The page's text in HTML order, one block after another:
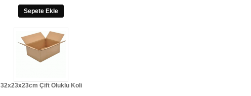
Sepete Ekle
32x23x23cm Çift Oluklu Koli